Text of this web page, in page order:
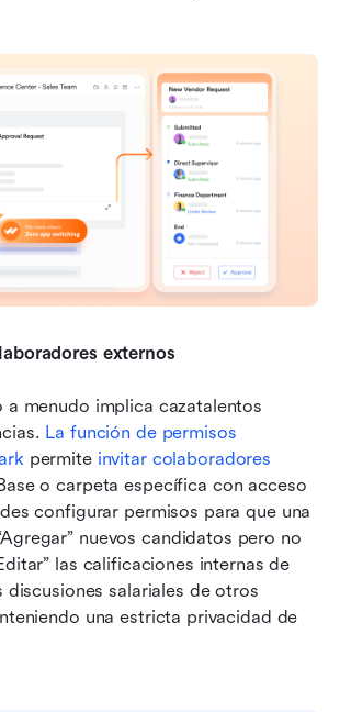
externos
a menudo implica cazatalentos
La función de permisos
permite invitar colaboradores
o carpeta específica con acceso
configurar permisos para que una
nuevos candidatos pero no
las calificaciones internas de
discusiones salariales de otros
una estricta privacidad de